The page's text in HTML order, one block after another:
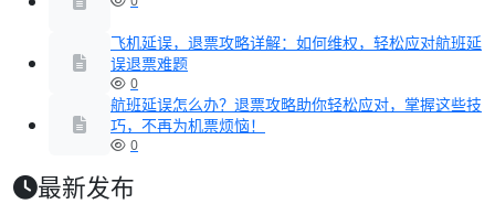
飞机延误，退票攻略详解：如何维权，轻松应对航班延
误退票难题
0
航班延误怎么办？退票攻略助你轻松应对，掌握这些技
巧，不再为机票烦恼！
0
最新发布